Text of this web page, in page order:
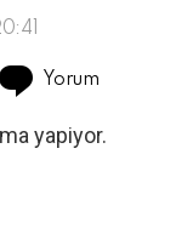
Yorum
yapiyor.